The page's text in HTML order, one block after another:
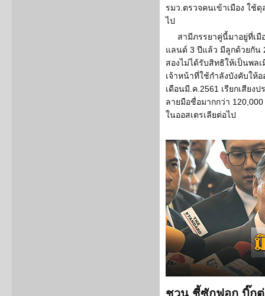
รมว.ตรวจคนเข้าเมือง ใช้
ไป
สามีภรรยาคู่นี้มาอยู่ที่เ
แลนด์ 3 ปีแล้ว มีลูกด้วยกัน
สองไม่ได้รับสิทธิให้เป็นพล
เจ้าหน้าที่ใช้กำลังบังคับให้
เดือนมี.ค.2561 เรียกเสียง
ลายมือชื่อมากกว่า
ในออสเตรเลียต่อไป